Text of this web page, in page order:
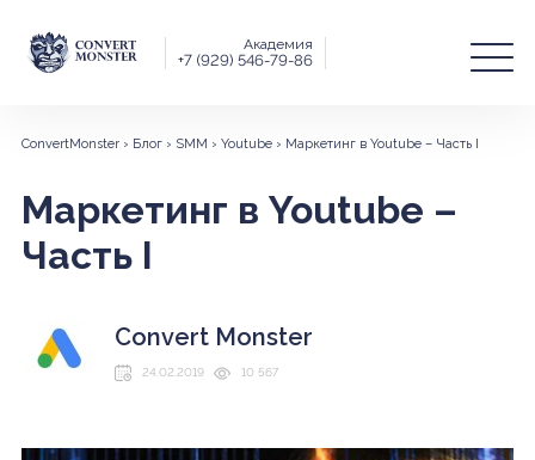
Академия
+7 (929) 546-79-86
ConvertMonster› Блог› SMM › Youtube› Маркетинг в Youtube – Часть I
Маркетинг в Youtube –
Часть I
Convert Monster
24.02.2019 10 567